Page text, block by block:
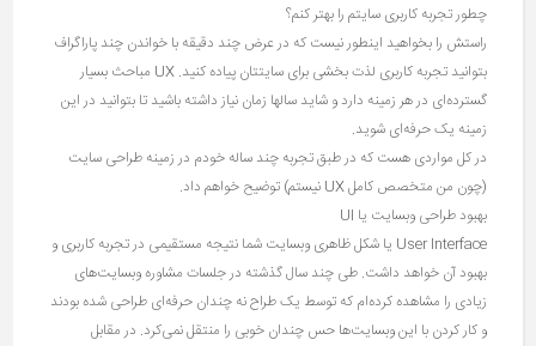
چطور تجربه کاربری سایتم را بهتر کنم؟
راستش را بخواهید اینطور نیست که در عرض چند دقیقه با خواندن چند پاراگراف
بتوانید تجربه کاربری لذت بخشی برای سایتتان پیاده کنید. UX مباحث بسیار
گسترده‌ای در هر زمینه دارد و شاید سالها زمان نیاز داشته باشید تا بتوانید در این
زمینه یک حرفه‌ای شوید.
در کل مواردی هست که در طبق تجربه چند ساله خودم در زمینه طراحی سایت
(چون من متخصص کامل UX نیستم) توضیح خواهم داد.
بهبود طراحی وبسایت یا ‌UI
User Interface یا شکل ظاهری وبسایت شما نتیجه مستقیمی در تجربه کاربری و
بهبود آن خواهد داشت. طی چند سال گذشته در جلسات مشاوره وبسایت‌های
زیادی را مشاهده کرده‌ام که توسط یک طراح نه چندان حرفه‌ای طراحی شده بودند
و کار کردن با این وبسایت‌ها حس چندان خوبی را منتقل نمی‌کرد. در مقابل